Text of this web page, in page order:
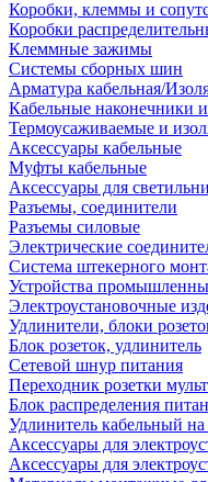
Коробки, клеммы и
Коробки
Клеммные зажимы
Системы сборных шин
Арматура кабельная/
Кабельные наконечники
Термоусаживаемые и
Аксессуары кабельные
Муфты кабельные
Аксессуары для
Разъемы, соединители
Разъемы силовые
Электрические
Система штекерного
Устройства
Электроустановочные
Удлинители, блоки
Блок розеток, удлинитель
Сетевой шнур питания
Переходник розетки
Блок распределения
Удлинитель кабельный
Аксессуары для
Аксессуары для